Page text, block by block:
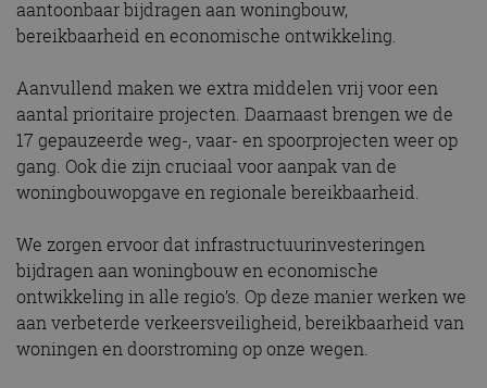
aantoonbaar bijdragen aan woningbouw,
bereikbaarheid en economische ontwikkeling.
Aanvullend maken we extra middelen vrij voor een
aantal prioritaire projecten. Daarnaast brengen we de
17 gepauzeerde weg-, vaar- en spoorprojecten weer op
gang. Ook die zijn cruciaal voor aanpak van de
woningbouwopgave en regionale bereikbaarheid.
We zorgen ervoor dat infrastructuurinvesteringen
bijdragen aan woningbouw en economische
ontwikkeling in alle regio’s. Op deze manier werken we
aan verbeterde verkeersveiligheid, bereikbaarheid van
woningen en doorstroming op onze wegen.